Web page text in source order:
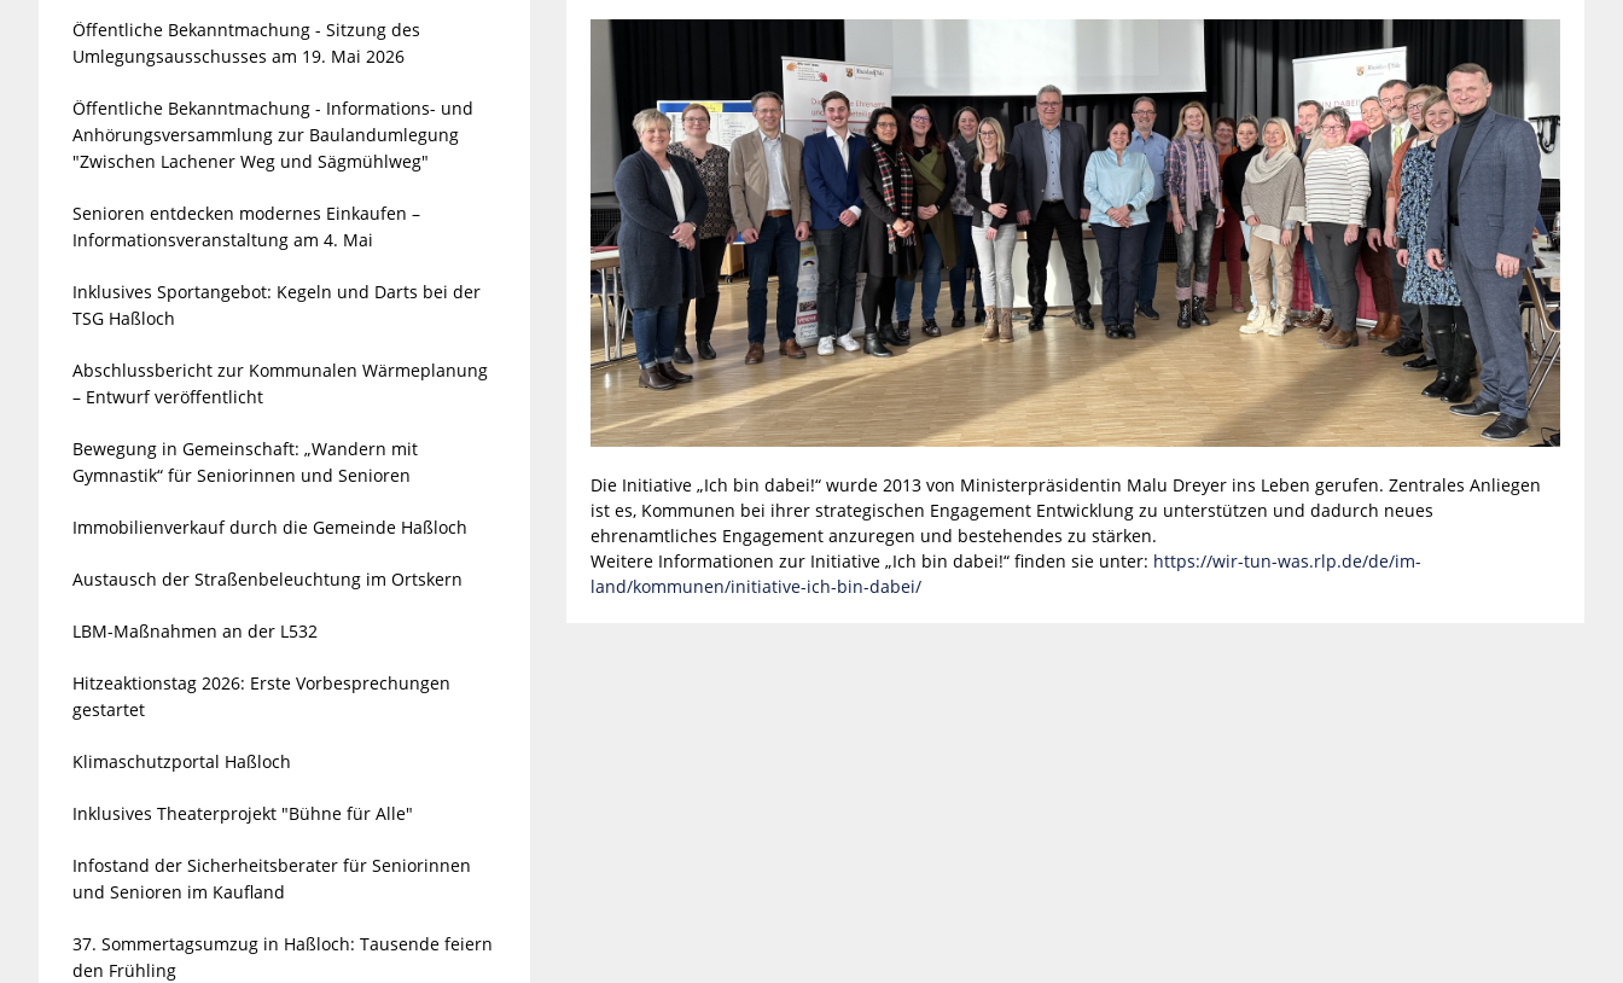
Die Initiative „Ich bin dabei!“ wurde 2013 von Ministerpräsidentin Malu Dreyer ins Leben gerufen. Zentrales Anliegen
ist es, Kommunen bei ihrer strategischen Engagement Entwicklung zu unterstützen und dadurch neues
ehrenamtliches Engagement anzuregen und bestehendes zu stärken.
Weitere Informationen zur Initiative „Ich bin dabei!“ finden sie unter: https://wir-tun-was.rlp.de/de/im-
land/kommunen/initiative-ich-bin-dabei/
Öffentliche Bekanntmachung - Sitzung des
Umlegungsausschusses am 19. Mai 2026
Öffentliche Bekanntmachung - Informations- und
Anhörungsversammlung zur Baulandumlegung
"Zwischen Lachener Weg und Sägmühlweg"
Senioren entdecken modernes Einkaufen –
Informationsveranstaltung am 4. Mai
Inklusives Sportangebot: Kegeln und Darts bei der
TSG Haßloch
Abschlussbericht zur Kommunalen Wärmeplanung
– Entwurf veröffentlicht
Bewegung in Gemeinschaft: „Wandern mit
Gymnastik“ für Seniorinnen und Senioren
Immobilienverkauf durch die Gemeinde Haßloch
Austausch der Straßenbeleuchtung im Ortskern
LBM-Maßnahmen an der L532
Hitzeaktionstag 2026: Erste Vorbesprechungen
gestartet
Klimaschutzportal Haßloch
Inklusives Theaterprojekt "Bühne für Alle"
Infostand der Sicherheitsberater für Seniorinnen
und Senioren im Kaufland
37. Sommertagsumzug in Haßloch: Tausende feiern
den Frühling